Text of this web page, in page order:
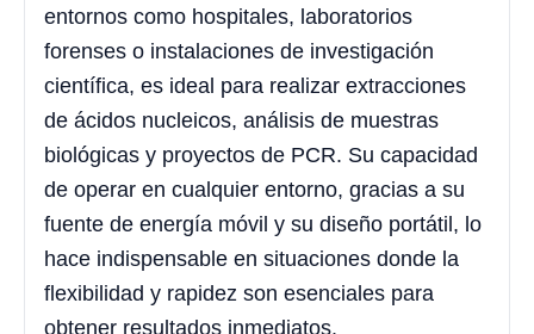
entornos como hospitales, laboratorios
forenses o instalaciones de investigación
científica, es ideal para realizar extracciones
de ácidos nucleicos, análisis de muestras
biológicas y proyectos de PCR. Su capacidad
de operar en cualquier entorno, gracias a su
fuente de energía móvil y su diseño portátil, lo
hace indispensable en situaciones donde la
flexibilidad y rapidez son esenciales para
obtener resultados inmediatos.